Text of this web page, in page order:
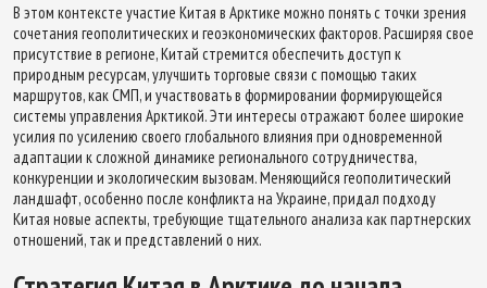
В этом контексте участие Китая в Арктике можно понять с точки зрения
сочетания геополитических и геоэкономических факторов. Расширяя свое
присутствие в регионе, Китай стремится обеспечить доступ к
природным ресурсам, улучшить торговые связи с помощью таких
маршрутов, как СМП, и участвовать в формировании формирующейся
системы управления Арктикой. Эти интересы отражают более широкие
усилия по усилению своего глобального влияния при одновременной
адаптации к сложной динамике регионального сотрудничества,
конкуренции и экологическим вызовам. Меняющийся геополитический
ландшафт, особенно после конфликта на Украине, придал подходу
Китая новые аспекты, требующие тщательного анализа как партнерских
отношений, так и представлений о них.